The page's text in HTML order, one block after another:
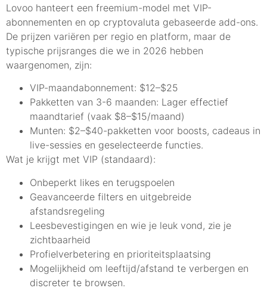
Lovoo hanteert een freemium-model met VIP-
abonnementen en op cryptovaluta gebaseerde add-ons.
De prijzen variëren per regio en platform, maar de
typische prijsranges die we in 2026 hebben
waargenomen, zijn:
VIP-maandabonnement: $12–$25
Pakketten van 3-6 maanden: Lager effectief
maandtarief (vaak $8–$15/maand)
Munten: $2–$40-pakketten voor boosts, cadeaus in
live-sessies en geselecteerde functies.
Wat je krijgt met VIP (standaard):
Onbeperkt likes en terugspoelen
Geavanceerde filters en uitgebreide
afstandsregeling
Leesbevestigingen en wie je leuk vond, zie je
zichtbaarheid
Profielverbetering en prioriteitsplaatsing
Mogelijkheid om leeftijd/afstand te verbergen en
discreter te browsen.